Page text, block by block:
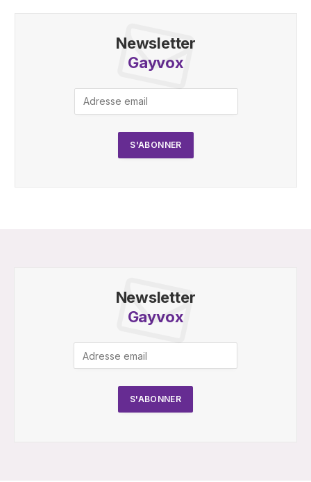
Newsletter
Gayvox
Newsletter
Gayvox